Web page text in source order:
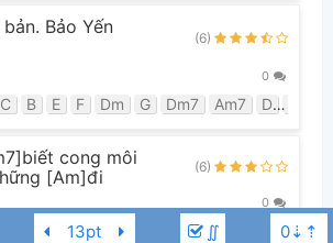
∬
Bảo Yến
(6)
0
C B E F Dm G Dm7 Am7 D
cong môi
[Am]đi
(6)
0
Em7